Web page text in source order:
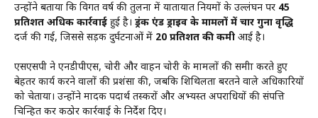
उन्होंने बताया कि विगत वर्ष की तुलना में यातायात नियमों के उल्लंघन पर 45
प्रतिशत अधिक कार्रवाई हुई है। ड्रंक एंड ड्राइव के मामलों में चार गुना वृद्धि
दर्ज की गई, जिससे सड़क दुर्घटनाओं में 20 प्रतिशत की कमी आई है।
एसएसपी ने एनडीपीएस, चोरी और वाहन चोरी के मामलों की समीक्षा करते हुए
बेहतर कार्य करने वालों की प्रशंसा की, जबकि शिथिलता बरतने वाले अधिकारियों
को चेताया। उन्होंने मादक पदार्थ तस्करों और अभ्यस्त अपराधियों की संपत्ति
चिन्हित कर कठोर कार्रवाई के निर्देश दिए।